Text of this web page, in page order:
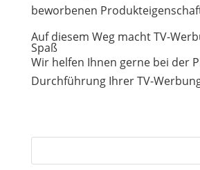
beworbenen
Auf diesem Weg macht TV-
Spaß
Wir helfen Ihnen gerne bei der
Durchführung Ihrer TV-